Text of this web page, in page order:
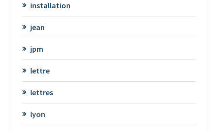
installation
jean
jpm
lettre
lettres
lyon